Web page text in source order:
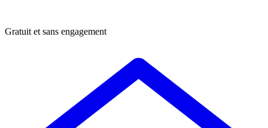
Gratuit et sans engagement